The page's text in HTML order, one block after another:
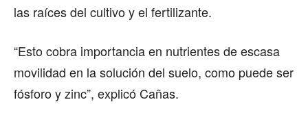
las raíces del cultivo y el fertilizante.
“Esto cobra importancia en nutrientes de escasa
movilidad en la solución del suelo, como puede ser
fósforo y zinc”, explicó Cañas.